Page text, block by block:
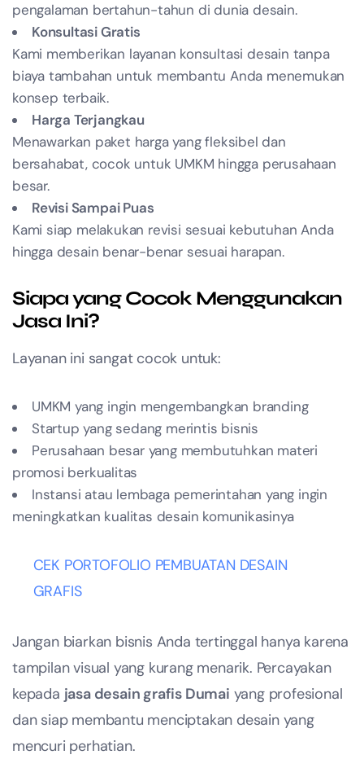
pengalaman bertahun-tahun di dunia desain.
Konsultasi Gratis
Kami memberikan layanan konsultasi desain tanpa
biaya tambahan untuk membantu Anda menemukan
konsep terbaik.
Harga Terjangkau
Menawarkan paket harga yang fleksibel dan
bersahabat, cocok untuk UMKM hingga perusahaan
besar.
Revisi Sampai Puas
Kami siap melakukan revisi sesuai kebutuhan Anda
hingga desain benar-benar sesuai harapan.
Siapa yang Cocok Menggunakan
Jasa Ini?
Layanan ini sangat cocok untuk:
UMKM yang ingin mengembangkan branding
Startup yang sedang merintis bisnis
Perusahaan besar yang membutuhkan materi
promosi berkualitas
Instansi atau lembaga pemerintahan yang ingin
meningkatkan kualitas desain komunikasinya
CEK PORTOFOLIO PEMBUATAN DESAIN
GRAFIS
Jangan biarkan bisnis Anda tertinggal hanya karena
tampilan visual yang kurang menarik. Percayakan
kepada jasa desain grafis Dumai yang profesional
dan siap membantu menciptakan desain yang
mencuri perhatian.